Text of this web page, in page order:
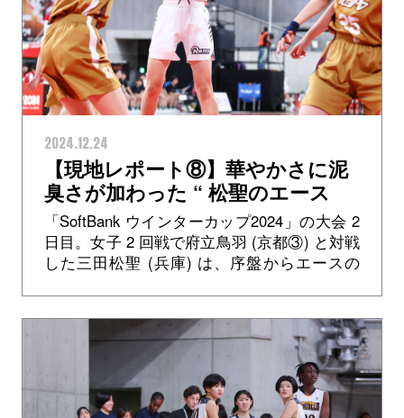
2024.12.24
【現地レポート⑧】華やかさに泥
臭さが加わった “ 松聖のエース
”──三田松聖 #17 渡部陽美
「SoftBank ウインターカップ2024」の大会 2
日目。女子 2 回戦で府立鳥羽 (京都③) と対戦
した三田松聖 (兵庫) は、序盤からエースの